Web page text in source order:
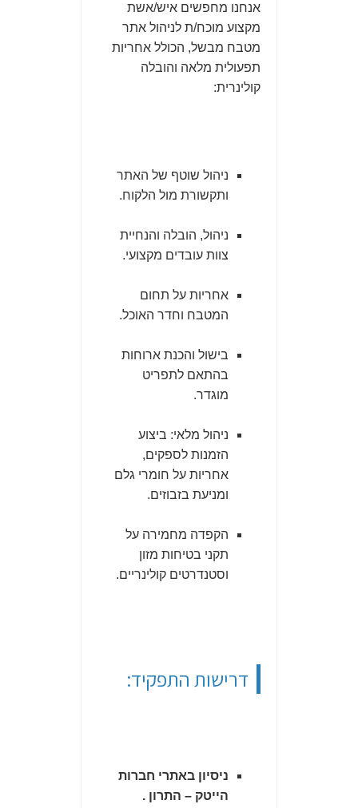
אנחנו מחפשים איש/אשת
מקצוע מוכח/ת לניהול אתר
מטבח מבשל, הכולל אחריות
תפעולית מלאה והובלה
קולינרית:
ניהול שוטף של האתר
ותקשורת מול הלקוח.
ניהול, הובלה והנחיית
צוות עובדים מקצועי.
אחריות על תחום
המטבח וחדר האוכל.
בישול והכנת ארוחות
בהתאם לתפריט
מוגדר.
ניהול מלאי: ביצוע
הזמנות לספקים,
אחריות על חומרי גלם
ומניעת בזבוזים.
הקפדה מחמירה על
תקני בטיחות מזון
וסטנדרטים קולינריים.
דרישות התפקיד:
ניסיון באתרי חברות
הייטק – התרון .